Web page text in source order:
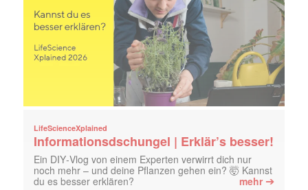
LifeScienceXplained
Informationsdschungel | Erklär’s besser!
Ein DIY‑Vlog von einem Experten verwirrt dich nur
noch mehr – und deine Pflanzen gehen ein? 🤯 Kannst
du es besser erklären?
mehr ➔